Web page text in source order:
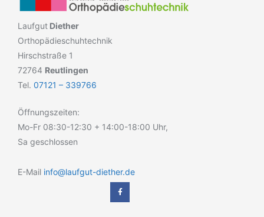
Laufgut Diether
Orthopädieschuhtechnik
Hirschstraße 1
72764 Reutlingen
Tel. 07121 – 339766
Öffnungszeiten:
Mo-Fr 08:30-12:30 + 14:00-18:00 Uhr,
Sa geschlossen
E-Mail info@laufgut-diether.de